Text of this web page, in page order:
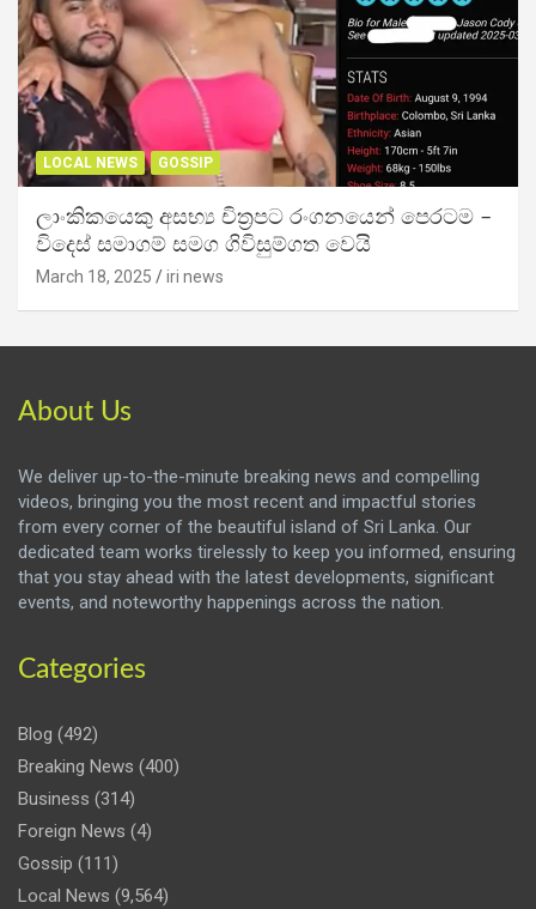
LOCAL NEWS GOSSIP
ලාංකිකයෙකු අසභ්‍ය චිත්‍රපට රංගනයෙන් පෙරටම –
විදෙස් සමාගම් සමග ගිවිසුම්ගත වෙයි
March 18, 2025 iri news
About Us
We deliver up-to-the-minute breaking news and compelling
videos, bringing you the most recent and impactful stories
from every corner of the beautiful island of Sri Lanka. Our
dedicated team works tirelessly to keep you informed, ensuring
that you stay ahead with the latest developments, significant
events, and noteworthy happenings across the nation.
Categories
Blog (492)
Breaking News (400)
Business (314)
Foreign News (4)
Gossip (111)
Local News (9,564)